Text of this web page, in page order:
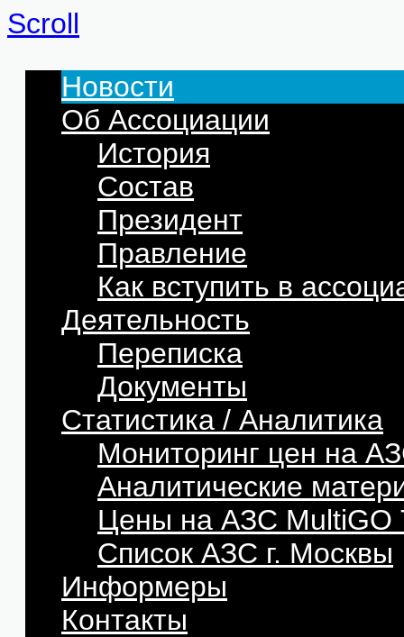
Scroll
Новости
Об Ассоциации
История
Состав
Президент
Правление
Как вступить в
Деятельность
Переписка
Документы
Статистика / Аналитика
Мониторинг цен на
Аналитические
Цены на АЗС
Список АЗС г. Москвы
Информеры
Контакты